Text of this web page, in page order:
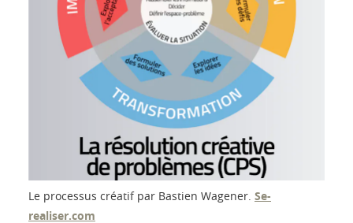
Le processus créatif par Bastien Wagener. Se-
realiser.com